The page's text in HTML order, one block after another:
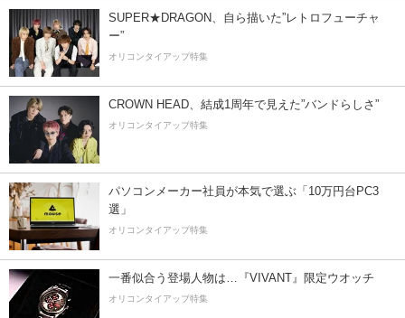
SUPER★DRAGON、自ら描いた”レトロフューチャ
ー”
オリコンタイアップ特集
CROWN HEAD、結成1周年で見えた”バンドらしさ”
オリコンタイアップ特集
パソコンメーカー社員が本気で選ぶ「10万円台PC3
選」
オリコンタイアップ特集
一番似合う登場人物は…『VIVANT』限定ウオッチ
オリコンタイアップ特集